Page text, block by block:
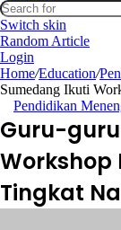
Switch skin
Random Article
Login
Home/Education/
Sumedang Ikuti
Pendidikan
Guru-
Workshop
Tingkat